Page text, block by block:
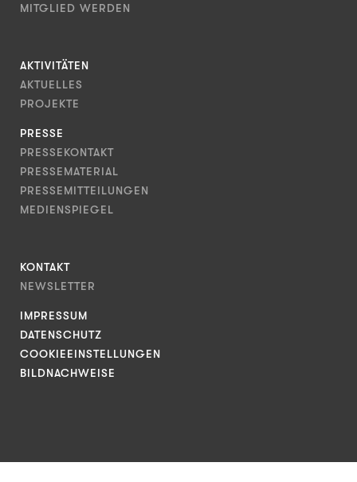
MITGLIED WERDEN
AKTIVITÄTEN
AKTUELLES
PROJEKTE
PRESSE
PRESSEKONTAKT
PRESSEMATERIAL
PRESSEMITTEILUNGEN
MEDIENSPIEGEL
KONTAKT
NEWSLETTER
IMPRESSUM
DATENSCHUTZ
COOKIEEINSTELLUNGEN
BILDNACHWEISE